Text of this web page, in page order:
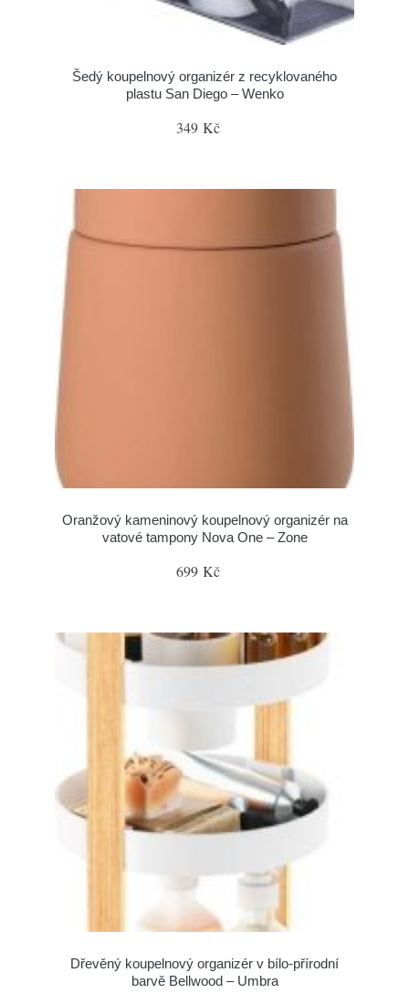
Šedý koupelnový organizér z recyklovaného
plastu San Diego – Wenko
349 Kč
Oranžový kameninový koupelnový organizér na
vatové tampony Nova One – Zone
699 Kč
Dřevěný koupelnový organizér v bílo-přírodní
barvě Bellwood – Umbra